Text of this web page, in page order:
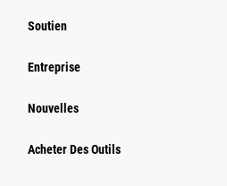
Soutien
Entreprise
Nouvelles
Acheter Des Outils